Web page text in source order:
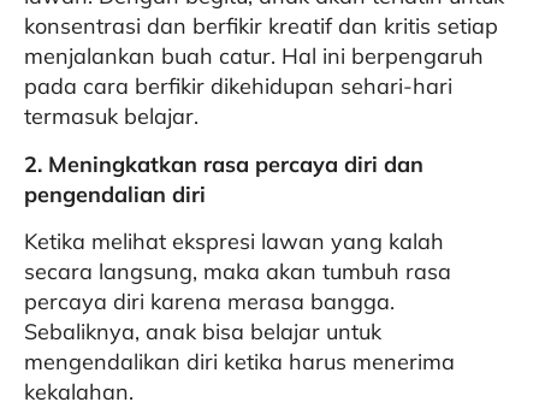
konsentrasi dan berfikir kreatif dan kritis setiap
menjalankan buah catur. Hal ini berpengaruh
pada cara berfikir dikehidupan sehari-hari
termasuk belajar.
2. Meningkatkan rasa percaya diri dan
pengendalian diri
Ketika melihat ekspresi lawan yang kalah
secara langsung, maka akan tumbuh rasa
percaya diri karena merasa bangga.
Sebaliknya, anak bisa belajar untuk
mengendalikan diri ketika harus menerima
kekalahan.